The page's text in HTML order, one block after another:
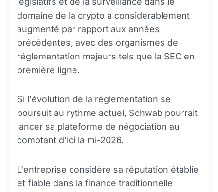
domaine de la crypto a considérablement
augmenté par rapport aux années
précédentes, avec des organismes de
réglementation majeurs tels que la SEC en
première ligne.
Si l'évolution de la réglementation se
poursuit au rythme actuel, Schwab pourrait
lancer sa plateforme de négociation au
comptant d'ici la mi-2026.
L'entreprise considère sa réputation établie
et fiable dans la finance traditionnelle